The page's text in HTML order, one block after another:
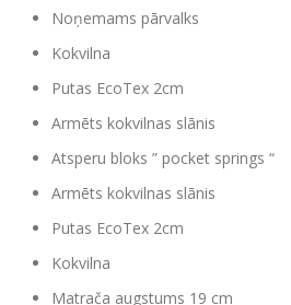
Noņemams pārvalks
Kokvilna
Putas EcoTex 2cm
Armēts kokvilnas slānis
Atsperu bloks ” pocket springs “
Armēts kokvilnas slānis
Putas EcoTex 2cm
Kokvilna
Matrača augstums 19 cm